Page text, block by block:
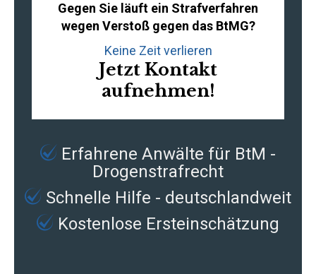
Gegen Sie läuft ein Strafverfahren
wegen Verstoß gegen das BtMG?
Keine Zeit verlieren
Jetzt Kontakt
aufnehmen!
Erfahrene Anwälte für BtM -
Drogenstrafrecht
Schnelle Hilfe - deutschlandweit
Kostenlose Ersteinschätzung